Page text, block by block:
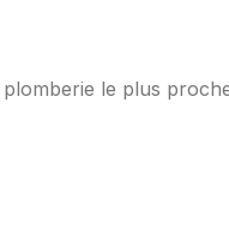
le plus